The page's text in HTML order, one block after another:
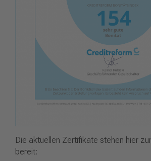
Die aktuellen Zertifikate stehen hier
bereit: